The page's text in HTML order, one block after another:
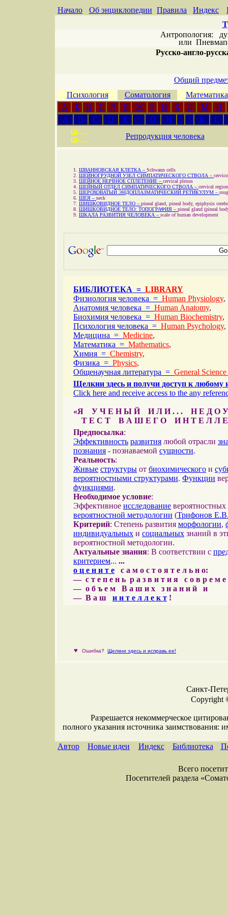
Начало Об энциклопедии Правила Индекс
Антропология:
или
Русско-англо-
Общий
Психология
Соматология
Математика
А
Б В Г Д Е Ж З И К Л М
Н
A
B C D E F G H I J K L
Ш–...
Ш–...
Репродукция человека
ШВАННОВСКАЯ КЛЕТКА – Schwann cells
ШЕЙНОГРУДНОЙ УЗЕЛ СИМПАТИЧЕСКОГО СТВОЛА –
ШЕЙНОЕ НЕРВНОЕ СПЛЕТЕНИЕ – cervical plexus
ШЕЙНЫЙ ОТДЕЛ СИМПАТИЧЕСКОГО СТВОЛА – cervical
ШЕРОХОВАТЫЙ ЭНДОПЛАЗМАТИЧЕСКИЙ РЕТИКУЛУМ –
ШЕЯ – neck
ШИШКОВИДНОЕ ТЕЛО – pineal gland, pineal body, epiphysis
ШИШКОВИДНОЕ ТЕЛО: ТОПОГРАФИЯ – pineal gland (pineal
ШКАЛА РАЗВИТИЯ ЧЕЛОВЕКА – scale of human development
БИБЛИОТЕКА = LIBRARY
Физиология человека = Human Physiology,
Анатомия человека = Human Anatomy,
Биохимия человека = Human Biochemistry,
Психология человека = Human Psychology,
Медицина = Medicine,
Математика = Mathematics,
Химия = Chemistry,
Физика = Physics,
Общенаучная литература = General
Щелкни здесь и получи доступ к любому
Click here and receive access to the any
«Я У Ч Е Н Ы Й И Л И . . . Н Е Д О У
Т Е С Т В А Ш Е Г О И Н Т Е Л Л Е
Предпосылка:
Эффективность развития любой отрасли
познания - познаваемой сущности.
Реальность:
Живые структуры от биохимического и
вероятностными структурами. Функции
функциями.
Необходимое условие:
Эффективное исследование
вероятностной методологии (Трифонов
Критерий: Степень развития морфологии,
индивидуальных и социальных знаний в
вероятностной методологии.
Актуальные знания: В соответствии с
критерием... ...
о ц е н и т е с а м о с т о я т е л ь н о:
— с т е п е н ь р а з в и т и я с о в р е м
— о б ъ е м В а ш и х з н а н и й и
— В а ш и н т е л л е к т !
♥ Ошибка? Щелкни здесь и исправь ее!
Санкт-
Copyright
Разрешается некоммерческое
полного указания источника заимствования:
Автор Новые идеи Индекс Библиотека
Всего
Посетителей раздела